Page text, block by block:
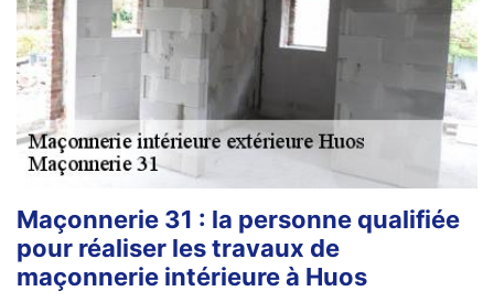
Maçonnerie 31 : la personne qualifiée
pour réaliser les travaux de
maçonnerie intérieure à Huos